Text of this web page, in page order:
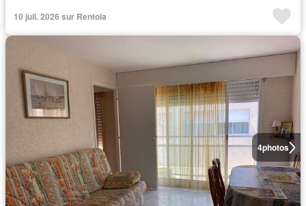
10 juil. 2026 sur Rentola
4photos